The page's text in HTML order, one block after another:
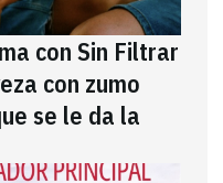
con Sin Filtrar
con zumo
se le da la